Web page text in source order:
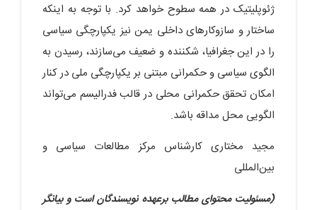
ژئوپلیتیک در همه سطوح خواهد کرد. با توجه به اینکه
ساختار و سازوکارهای داخلی یمن نیز یکپارچگی سیاسی
را در این جغرافیا، شکننده و ضعیف می‌سازند، رسیدن به
الگوی سیاسی و حکمرانی مبتنی بر یکپارچگی ملی در کنار
امکان تحقق حکمرانی محلی در قالب فدرالیسم می‌تواند
الگویی محل مداقه باشد.
مجید مختاری کارشناس مرکز مطالعات سیاسی و
بین‌المللی
(مسئولیت محتوای مطالب برعهده نویسندگان است و بیانگر